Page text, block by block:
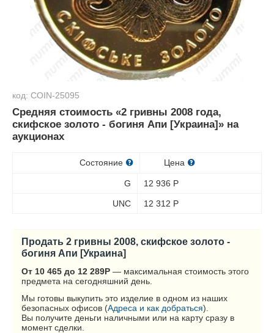
код: COIN-25095
Средняя стоимость «2 гривны 2008 года,
скифское золото - богиня Апи [Украина]» на
аукционах
Состояние Цена
G 12 936 Р
UNC 12 312 Р
Продать 2 гривны 2008, скифское золото -
богиня Апи [Украина]
От 10 465 до 12 289Р — максимальная стоимость этого
предмета на сегодняшний день.
Мы готовы выкупить это изделие в одном из наших
безопасных офисов (Адреса и как добраться).
Вы получите деньги наличными или на карту сразу в
момент сделки.